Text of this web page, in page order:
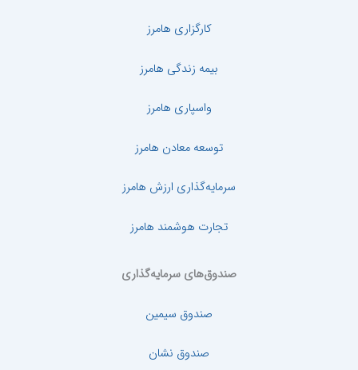
کارگزاری هامرز
بیمه زندگی هامرز
واسپاری هامرز
توسعه معادن هامرز
سرمایه‌گذاری ارزش هامرز
تجارت هوشمند هامرز
صندوق‌های سرمایه‌گذاری
صندوق سیمین
صندوق نشان